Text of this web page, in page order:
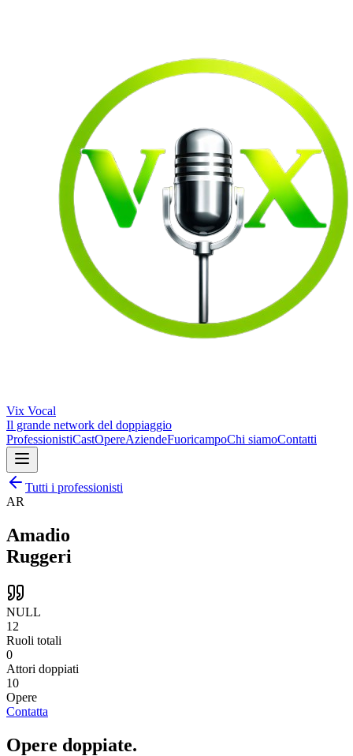
Vix Vocal
Il grande network del doppiaggio
ProfessionistiCastOpereAziendeFuoricampoChi siamoContatti
Tutti i professionisti
AR
Amadio
Ruggeri
NULL
12
Ruoli totali
0
Attori doppiati
10
Opere
Contatta
Opere doppiate.